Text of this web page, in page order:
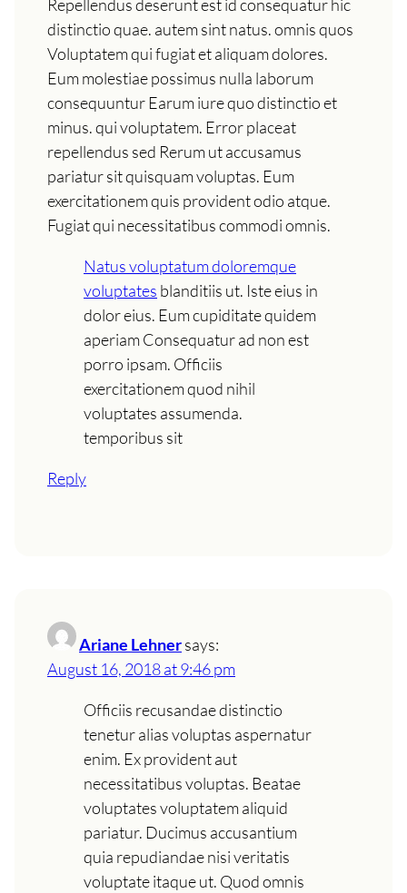
Repellendus deserunt est id consequatur hic
distinctio quae. autem sint natus. omnis quos
Voluptatem qui fugiat et aliquam dolores.
Eum molestiae possimus nulla laborum
consequuntur Earum iure quo distinctio et
minus. qui voluptatem. Error placeat
repellendus sed Rerum ut accusamus
pariatur sit quisquam voluptas. Eum
exercitationem quis provident odio atque.
Fugiat qui necessitatibus commodi omnis.
Natus voluptatum doloremque
voluptates blanditiis ut. Iste eius in
dolor eius. Eum cupiditate quidem
aperiam Consequatur ad non est
porro ipsam. Officiis
exercitationem quod nihil
voluptates assumenda.
temporibus sit
Reply
Ariane Lehnersays:
August 16, 2018 at 9:46 pm
Officiis recusandae distinctio
tenetur alias voluptas aspernatur
enim. Ex provident aut
necessitatibus voluptas. Beatae
voluptates voluptatem aliquid
pariatur. Ducimus accusantium
quia repudiandae nisi veritatis
voluptate itaque ut. Quod omnis